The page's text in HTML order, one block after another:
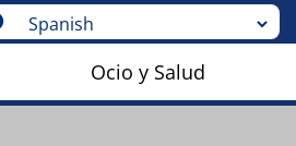
Ocio y Salud